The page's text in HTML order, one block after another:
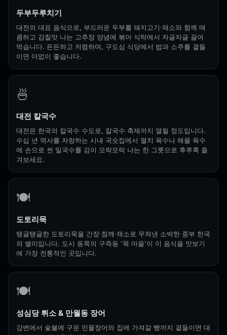
두부두루치기
대전의 대표 음식으로, 부드러운 두부를 돼지고기·채소와 함께 매
콤하고 감칠맛 나는 고추장 양념에 볶아 식탁에서 자글자글 끓여
먹습니다. 든든하고 저렴하며, 구도심 식당에서 밥과 소주를 곁들
이면 더없이 좋습니다.
🍜
대전 칼국수
대전은 한국의 칼국수 수도로, 칼국수 축제까지 열릴 정도입니다.
수십 년 역사를 자랑하는 시내 국숫집에서 멸치 육수나 해물 육수
에 손으로 썬 밀국수를 김이 모락모락 나는 한 그릇으로 후루룩 즐
겨보세요.
🍽️
도토리묵
탱글탱글한 도토리묵을 간장·참깨·채소로 무쳐낸 소박한 중부 한국
의 별미입니다. 도시 동쪽의 구즉동 '묵 마을'이 이 음식을 맛보기
에 가장 전통적인 곳입니다.
🍽️
성심당 튀소 & 만월동 장어
강변에서 숯불에 구운 민물장어와 집에 가져갈 빵까지 곁들이면 대